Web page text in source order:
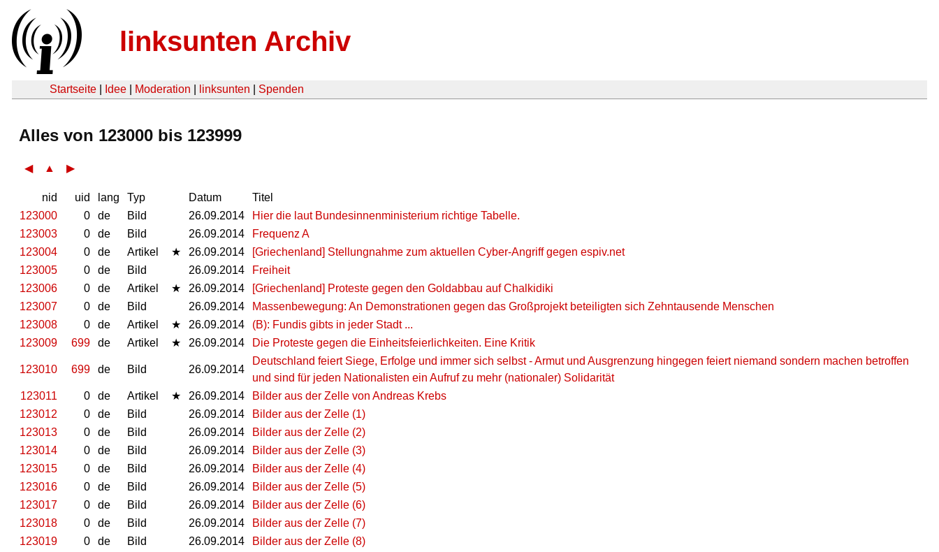
linksunten Archiv
Startseite Idee Moderation linksunten Spenden
Alles von 123000 bis 123999
◀ ▲ ▶
nid uid lang Typ Datum
Titel
123000
0 de Bild 26.09.2014
Hier die laut Bundesinnenministerium richtige Tabelle.
123003
0 de Bild 26.09.2014
Frequenz A
123004
0 de Artikel ★ 26.09.2014
[Griechenland] Stellungnahme zum aktuellen Cyber-Angriff gegen espiv.net
123005
0 de Bild 26.09.2014
Freiheit
123006
0 de Artikel ★ 26.09.2014
[Griechenland] Proteste gegen den Goldabbau auf Chalkidiki
123007
0 de Bild 26.09.2014
Massenbewegung: An Demonstrationen gegen das Großprojekt beteiligten sich Zehntausende Menschen
123008
0 de Artikel ★ 26.09.2014
(B): Fundis gibts in jeder Stadt ...
123009
699 de Artikel ★ 26.09.2014 Die Proteste gegen die Einheitsfeierlichkeiten. Eine Kritik
123010 699 de Bild 26.09.2014
Deutschland feiert Siege, Erfolge und immer sich selbst - Armut und Ausgrenzung hingegen feiert niemand sondern machen betroffen
und sind für jeden Nationalisten ein Aufruf zu mehr (nationaler) Solidarität
123011
0 de Artikel ★ 26.09.2014
Bilder aus der Zelle von Andreas Krebs
123012
0 de Bild 26.09.2014
Bilder aus der Zelle (1)
123013
0 de Bild 26.09.2014
Bilder aus der Zelle (2)
123014
0 de Bild 26.09.2014
Bilder aus der Zelle (3)
123015
0 de Bild 26.09.2014
Bilder aus der Zelle (4)
123016
0 de Bild 26.09.2014
Bilder aus der Zelle (5)
123017
0 de Bild 26.09.2014
Bilder aus der Zelle (6)
123018
0 de Bild 26.09.2014
Bilder aus der Zelle (7)
123019
0 de Bild 26.09.2014
Bilder aus der Zelle (8)